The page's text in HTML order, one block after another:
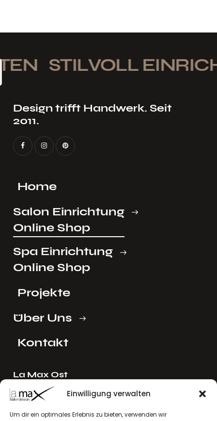
Einwilligung verwalten
Um dir ein optimales Erlebnis zu bieten, verwenden wir
STILVOLL
Design trifft Handwerk. Seit
2011.
Home
Salon Einrichtung
Online Shop
Spa Einrichtung
Online Shop
Projekte
Über Uns
Kontakt
La Max Ost
Ing. Reinhard Mayer e.U.
Stadlgasse 4
2122 Riedenthal, Austria